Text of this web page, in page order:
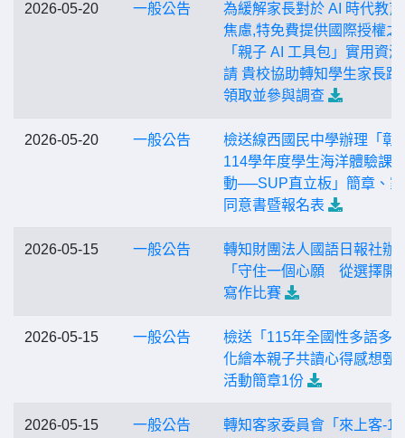
2026-05-20 一般公告
為緩解家長對於 AI 時代教
焦慮,特免費提供國際授權之
「親子 AI 工具包」實用資
請 貴校協助轉知學生家長踴
領取並參與調查
2026-05-20 一般公告
檢送線西國民中學辦理「彰
114學年度學生海洋體驗課
動──SUP直立板」簡章、
同意書暨報名表
2026-05-15 一般公告
轉知財團法人國語日報社辦
「守住一個心願 從選擇開
寫作比賽
2026-05-15 一般公告
檢送「115年全國性多語多
化繪本親子共讀心得感想甄
活動簡章1份
2026-05-15 一般公告
轉知客家委員會「來上客-